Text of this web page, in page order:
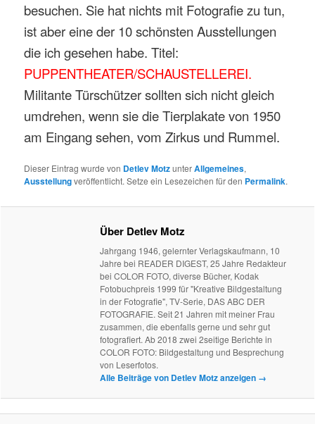
besuchen. Sie hat nichts mit Fotografie zu tun,
ist aber eine der 10 schönsten Ausstellungen
die ich gesehen habe. Titel:
PUPPENTHEATER/SCHAUSTELLEREI.
Militante Türschützer sollten sich nicht gleich
umdrehen, wenn sie die Tierplakate von 1950
am Eingang sehen, vom Zirkus und Rummel.
Dieser Eintrag wurde von Detlev MotzunterAllgemeines,
Ausstellungveröffentlicht. Setze ein Lesezeichen für den Permalink.
Über Detlev Motz
Jahrgang 1946, gelernter Verlagskaufmann, 10
Jahre bei READER DIGEST, 25 Jahre Redakteur
bei COLOR FOTO, diverse Bücher, Kodak
Fotobuchpreis 1999 für "Kreative Bildgestaltung
in der Fotografie", TV-Serie, DAS ABC DER
FOTOGRAFIE. Seit 21 Jahren mit meiner Frau
zusammen, die ebenfalls gerne und sehr gut
fotografiert. Ab 2018 zwei 2seitige Berichte in
COLOR FOTO: Bildgestaltung und Besprechung
von Leserfotos.
Alle Beiträge von Detlev Motz anzeigen →